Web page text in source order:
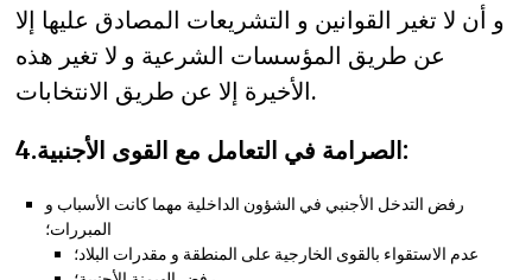
و أن لا تغير القوانين و التشريعات المصادق عليها إلا
عن طريق المؤسسات الشرعية و لا تغير هذه
الأخيرة إلا عن طريق الانتخابات.
4.الصرامة في التعامل مع القوى الأجنبية:
رفض التدخل الأجنبي في الشؤون الداخلية مهما كانت الأسباب و
المبررات؛
عدم الاستقواء بالقوى الخارجية على المنطقة و مقدرات البلاد؛